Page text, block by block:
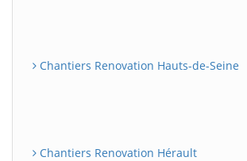
Chantiers Renovation Hauts-de-Seine
Chantiers Renovation Hérault